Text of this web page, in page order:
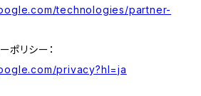
technologies/partner-
ポリシー：
privacy?hl=ja